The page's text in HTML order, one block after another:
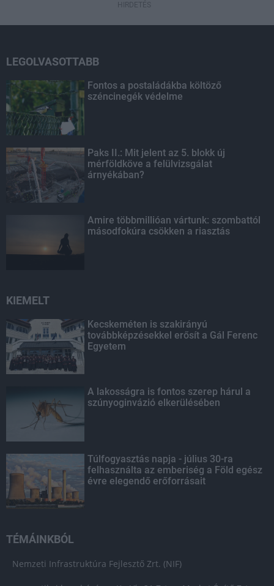
HIRDETÉS
LEGOLVASOTTABB
Fontos a postaládákba költöző
széncinegék védelme
Paks II.: Mit jelent az 5. blokk új
mérföldköve a felülvizsgálat
árnyékában?
Amire többmillióan vártunk: szombattól
másodfokúra csökken a riasztás
KIEMELT
Kecskeméten is szakirányú
továbbképzésekkel erősít a Gál Ferenc
Egyetem
A lakosságra is fontos szerep hárul a
szúnyoginvázió elkerülésében
Túlfogyasztás napja - július 30-ra
felhasználta az emberiség a Föld egész
évre elegendő erőforrásait
TÉMÁINKBÓL
Nemzeti Infrastruktúra Fejlesztő Zrt. (NIF)